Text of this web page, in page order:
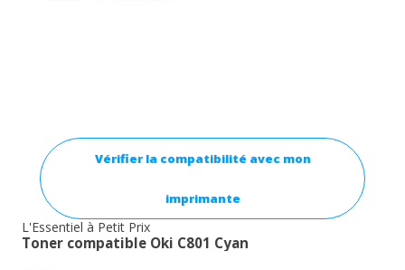
Vérifier la compatibilité avec mon
imprimante
L'Essentiel à Petit Prix
Toner compatible Oki C801 Cyan